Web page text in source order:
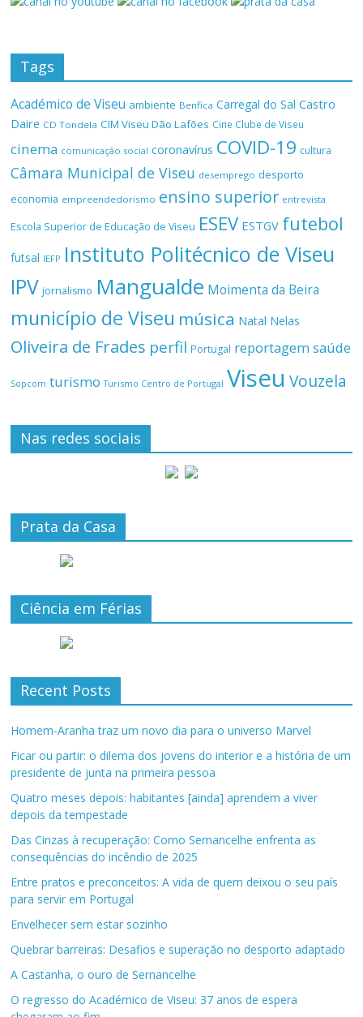
Tags
Académico de Viseu ambiente Benfica Carregal do Sal Castro
Daire CD Tondela CIM Viseu Dão Lafões Cine Clube de Viseu
cinema comunicação social coronavírus COVID-19 cultura
Câmara Municipal de Viseu desemprego desporto
economia empreendedorismo ensino superior entrevista
Escola Superior de Educação de Viseu ESEV ESTGV futebol
futsal IEFP Instituto Politécnico de Viseu
IPV jornalismo Mangualde Moimenta da Beira
município de Viseu música Natal Nelas
Oliveira de Frades perfil Portugal reportagemsaúde
Sopcom turismo Turismo Centro de Portugal Viseu Vouzela
Nas redes sociais
Prata da Casa
Ciência em Férias
Recent Posts
Homem-Aranha traz um novo dia para o universo Marvel
Ficar ou partir: o dilema dos jovens do interior e a história de um
presidente de junta na primeira pessoa
Quatro meses depois: habitantes [ainda] aprendem a viver
depois da tempestade
Das Cinzas à recuperação: Como Sernancelhe enfrenta as
consequências do incêndio de 2025
Entre pratos e preconceitos: A vida de quem deixou o seu país
para servir em Portugal
Envelhecer sem estar sozinho
Quebrar barreiras: Desafios e superação no desporto adaptado
A Castanha, o ouro de Sernancelhe
O regresso do Académico de Viseu: 37 anos de espera